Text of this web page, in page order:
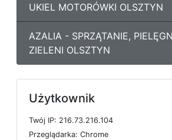
UKIEL MOTORÓWKI OLSZTYN
AZALIA - SPRZĄTANIE,
ZIELENI OLSZTYN
Użytkownik
Twój IP: 216.73.216.104
Przeglądarka: Chrome